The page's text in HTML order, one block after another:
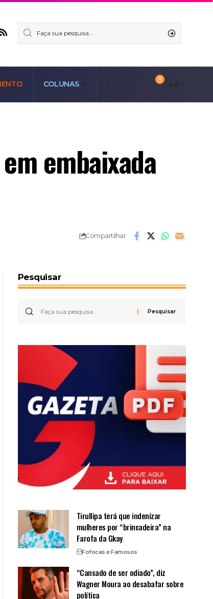
COLUNAS
9 Aa
embaixada
Compartilhar
Pesquisar
Tirullipa terá que indenizar
mulheres por “brincadeira” na
Farofa da Gkay
Fofocas e Famosos
“Cansado de ser odiado”, diz
Wagner Moura ao desabafar sobre
política